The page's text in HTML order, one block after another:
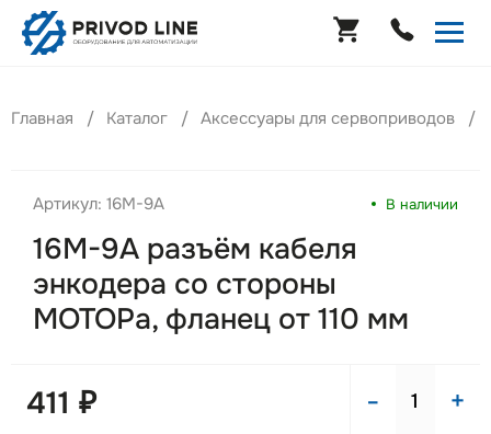
Главная Каталог Аксессуары для сервоприводов
Артикул: 16M-9A В наличии
16M-9A разъём кабеля
энкодера со стороны
МОТОРа, фланец от 110 мм
411 ₽ - +